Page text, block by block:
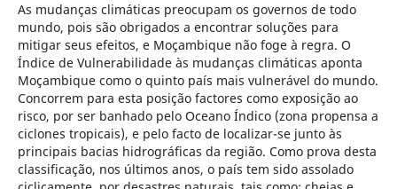
As mudanças climáticas preocupam os governos de todo
mundo, pois são obrigados a encontrar soluções para
mitigar seus efeitos, e Moçambique não foge à regra. O
Índice de Vulnerabilidade às mudanças climáticas aponta
Moçambique como o quinto país mais vulnerável do mundo.
Concorrem para esta posição factores como exposição ao
risco, por ser banhado pelo Oceano Índico (zona propensa a
ciclones tropicais), e pelo facto de localizar-se junto às
principais bacias hidrográficas da região. Como prova desta
classificação, nos últimos anos, o país tem sido assolado